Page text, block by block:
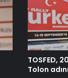
TOSFED,
Tolon